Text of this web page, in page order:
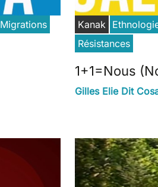
Migrations
Kanak
Résistances
1+1=Nous
Gilles Elie Dit